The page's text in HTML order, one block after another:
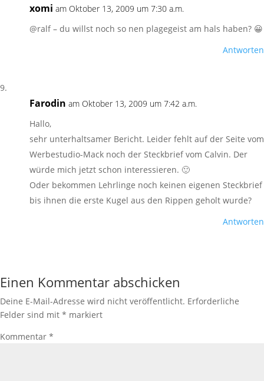
xomi am Oktober 13, 2009 um 7:30 a.m.
@ralf – du willst noch so nen plagegeist am hals haben? 😀
Antworten
Farodin am Oktober 13, 2009 um 7:42 a.m.
Hallo,
sehr unterhaltsamer Bericht. Leider fehlt auf der Seite vom
Werbestudio-Mack noch der Steckbrief vom Calvin. Der
würde mich jetzt schon interessieren. 🙂
Oder bekommen Lehrlinge noch keinen eigenen Steckbrief
bis ihnen die erste Kugel aus den Rippen geholt wurde?
Antworten
Einen Kommentar abschicken
Deine E-Mail-Adresse wird nicht veröffentlicht. Erforderliche
Felder sind mit * markiert
Kommentar *